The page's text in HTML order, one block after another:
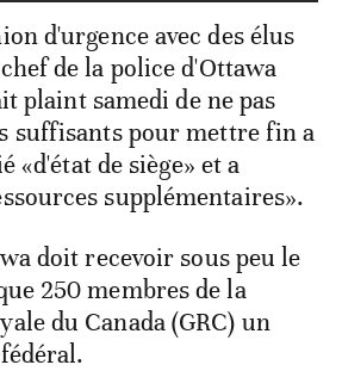
d'urgence avec des élus
de la police d'Ottawa
plaint samedi de ne pas
suffisants pour mettre fin a
«d'état de siège» et a
supplémentaires».
doit recevoir sous peu le
250 membres de la
du Canada (GRC) un